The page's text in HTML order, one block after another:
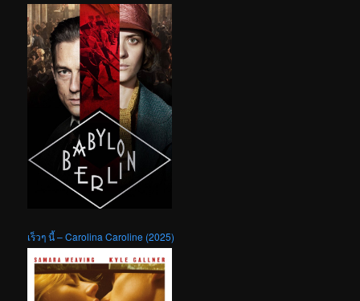
เร็วๆ นี้ – Carolina Caroline (2025)